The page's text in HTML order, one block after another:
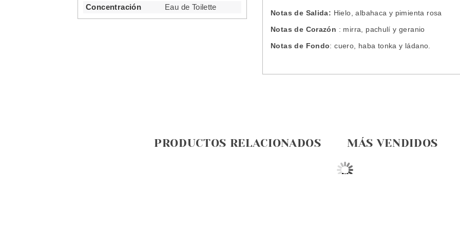
Concentración
Eau de Toilette
Notas de Salida: Hielo, albahaca y pimienta rosa
Notas de Corazón : mirra, pachulí y geranio
Notas de Fondo: cuero, haba tonka y ládano.
PRODUCTOS RELACIONADOS MÁS VENDIDOS